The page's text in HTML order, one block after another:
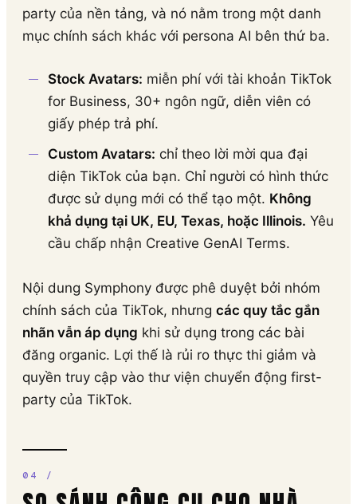
party của nền tảng, và nó nằm trong một danh
mục chính sách khác với persona AI bên thứ ba.
Stock Avatars: miễn phí với tài khoản TikTok
for Business, 30+ ngôn ngữ, diễn viên có
giấy phép trả phí.
Custom Avatars: chỉ theo lời mời qua đại
diện TikTok của bạn. Chỉ người có hình thức
được sử dụng mới có thể tạo một. Không
khả dụng tại UK, EU, Texas, hoặc Illinois. Yêu
cầu chấp nhận Creative GenAI Terms.
Nội dung Symphony được phê duyệt bởi nhóm
chính sách của TikTok, nhưng các quy tắc gắn
nhãn vẫn áp dụng khi sử dụng trong các bài
đăng organic. Lợi thế là rủi ro thực thi giảm và
quyền truy cập vào thư viện chuyển động first-
party của TikTok.